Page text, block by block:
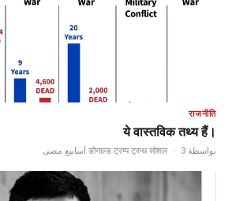
राजनीति
ये वास्तविक तथ्य हैं।
بواسطة डोनाल्ड ट्रम्प ट्रुथ सोशल · 3 أسابيع مضى